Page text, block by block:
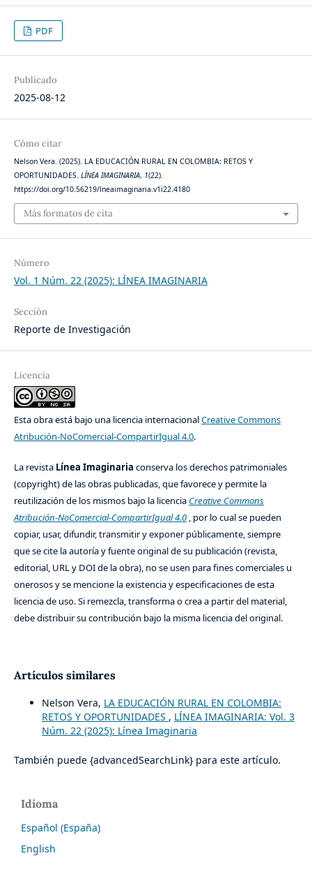
PDF
Publicado
2025-08-12
Cómo citar
Nelson Vera. (2025). LA EDUCACIÓN RURAL EN COLOMBIA: RETOS Y
OPORTUNIDADES. LÍNEA IMAGINARIA, 1(22).
https://doi.org/10.56219/lneaimaginaria.v1i22.4180
Más formatos de cita
Número
Vol. 1 Núm. 22 (2025): LÍNEA IMAGINARIA
Sección
Reporte de Investigación
Licencia
Esta obra está bajo una licencia internacionalCreative Commons
Atribución-NoComercial-CompartirIgual 4.0.
La revista Línea Imaginaria conserva los derechos patrimoniales
(copyright) de las obras publicadas, que favorece y permite la
reutilización de los mismos bajo la licencia Creative Commons
Atribución-NoComercial-CompartirIgual 4.0, por lo cual se pueden
copiar, usar, difundir, transmitir y exponer públicamente, siempre
que se cite la autoría y fuente original de su publicación (revista,
editorial, URL y DOI de la obra), no se usen para fines comerciales u
onerosos y se mencione la existencia y especificaciones de esta
licencia de uso. Si remezcla, transforma o crea a partir del material,
debe distribuir su contribución bajo la misma licencia del original.
Artículos similares
Nelson Vera, LA EDUCACIÓN RURAL EN COLOMBIA:
RETOS Y OPORTUNIDADES , LÍNEA IMAGINARIA: Vol. 3
Núm. 22 (2025): Línea Imaginaria
También puede {advancedSearchLink} para este artículo.
Idioma
Español (España)
English